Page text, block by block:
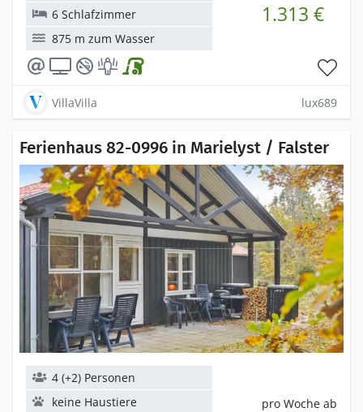
1.313 €
6 Schlafzimmer
875 m zum Wasser
VillaVilla lux689
Ferienhaus 82-0996 in Marielyst / Falster
pro Woche ab
4 (+2) Personen
keine Haustiere